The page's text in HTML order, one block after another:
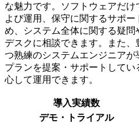
な魅力です。ソフトウェアだ
よび運用、保守に関するサポ
め、システム全体に関する疑問
デスクに相談できます。また
つ熟練のシステムエンジニア
プランを提案・サポート して
心して運用できます。
導入実績数
デモ・トライアル